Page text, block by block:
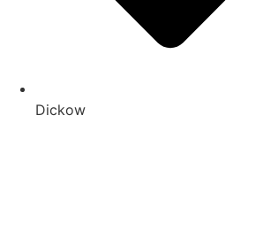
Dickow